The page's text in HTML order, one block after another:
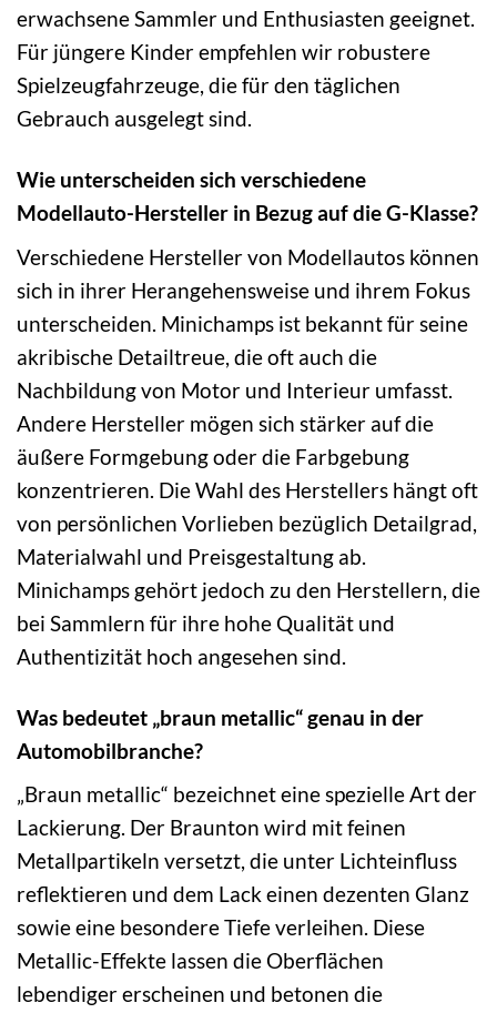
erwachsene Sammler und Enthusiasten geeignet.
Für jüngere Kinder empfehlen wir robustere
Spielzeugfahrzeuge, die für den täglichen
Gebrauch ausgelegt sind.
Wie unterscheiden sich verschiedene
Modellauto-Hersteller in Bezug auf die G-Klasse?
Verschiedene Hersteller von Modellautos können
sich in ihrer Herangehensweise und ihrem Fokus
unterscheiden. Minichamps ist bekannt für seine
akribische Detailtreue, die oft auch die
Nachbildung von Motor und Interieur umfasst.
Andere Hersteller mögen sich stärker auf die
äußere Formgebung oder die Farbgebung
konzentrieren. Die Wahl des Herstellers hängt oft
von persönlichen Vorlieben bezüglich Detailgrad,
Materialwahl und Preisgestaltung ab.
Minichamps gehört jedoch zu den Herstellern, die
bei Sammlern für ihre hohe Qualität und
Authentizität hoch angesehen sind.
Was bedeutet „braun metallic“ genau in der
Automobilbranche?
„Braun metallic“ bezeichnet eine spezielle Art der
Lackierung. Der Braunton wird mit feinen
Metallpartikeln versetzt, die unter Lichteinfluss
reflektieren und dem Lack einen dezenten Glanz
sowie eine besondere Tiefe verleihen. Diese
Metallic-Effekte lassen die Oberflächen
lebendiger erscheinen und betonen die